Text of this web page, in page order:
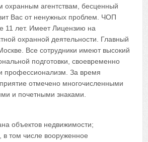
охранным агентствам, бесценный
Вас от ненужных проблем. ЧОП
11 лет. Имеет Лицензию на
охранной деятельности. Главный
Все сотрудники имеют высокий
подготовки, своевременно
профессионализм. За время
отмечено многочисленными
и почетными знаками.
объектов недвижимости;
в том числе вооруженное